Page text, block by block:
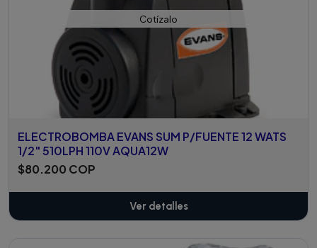
Cotízalo
ELECTROBOMBA EVANS SUM P/FUENTE 12 WATS
1/2" 510LPH 110V AQUA12W
$80.200 COP
Ver detalles